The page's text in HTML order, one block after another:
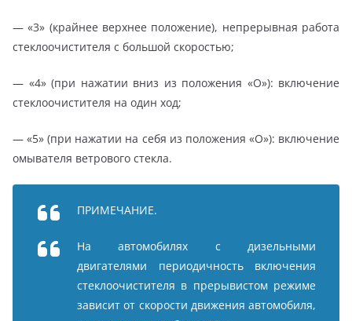
— «3» (крайнее верхнее положение), непрерывная работа
стеклоочистителя с большой скоростью;
— «4» (при нажатии вниз из положения «О»): включение
стеклоочистителя на один ход;
— «5» (при нажатии на себя из положения «О»): включение
омывателя ветрового стекла.
ПРИМЕЧАНИЕ.
На автомобилях с дизельными
двигателями периодичность включения
стеклоочистителя в прерывистом режиме
зависит от скорости движения автомобиля,